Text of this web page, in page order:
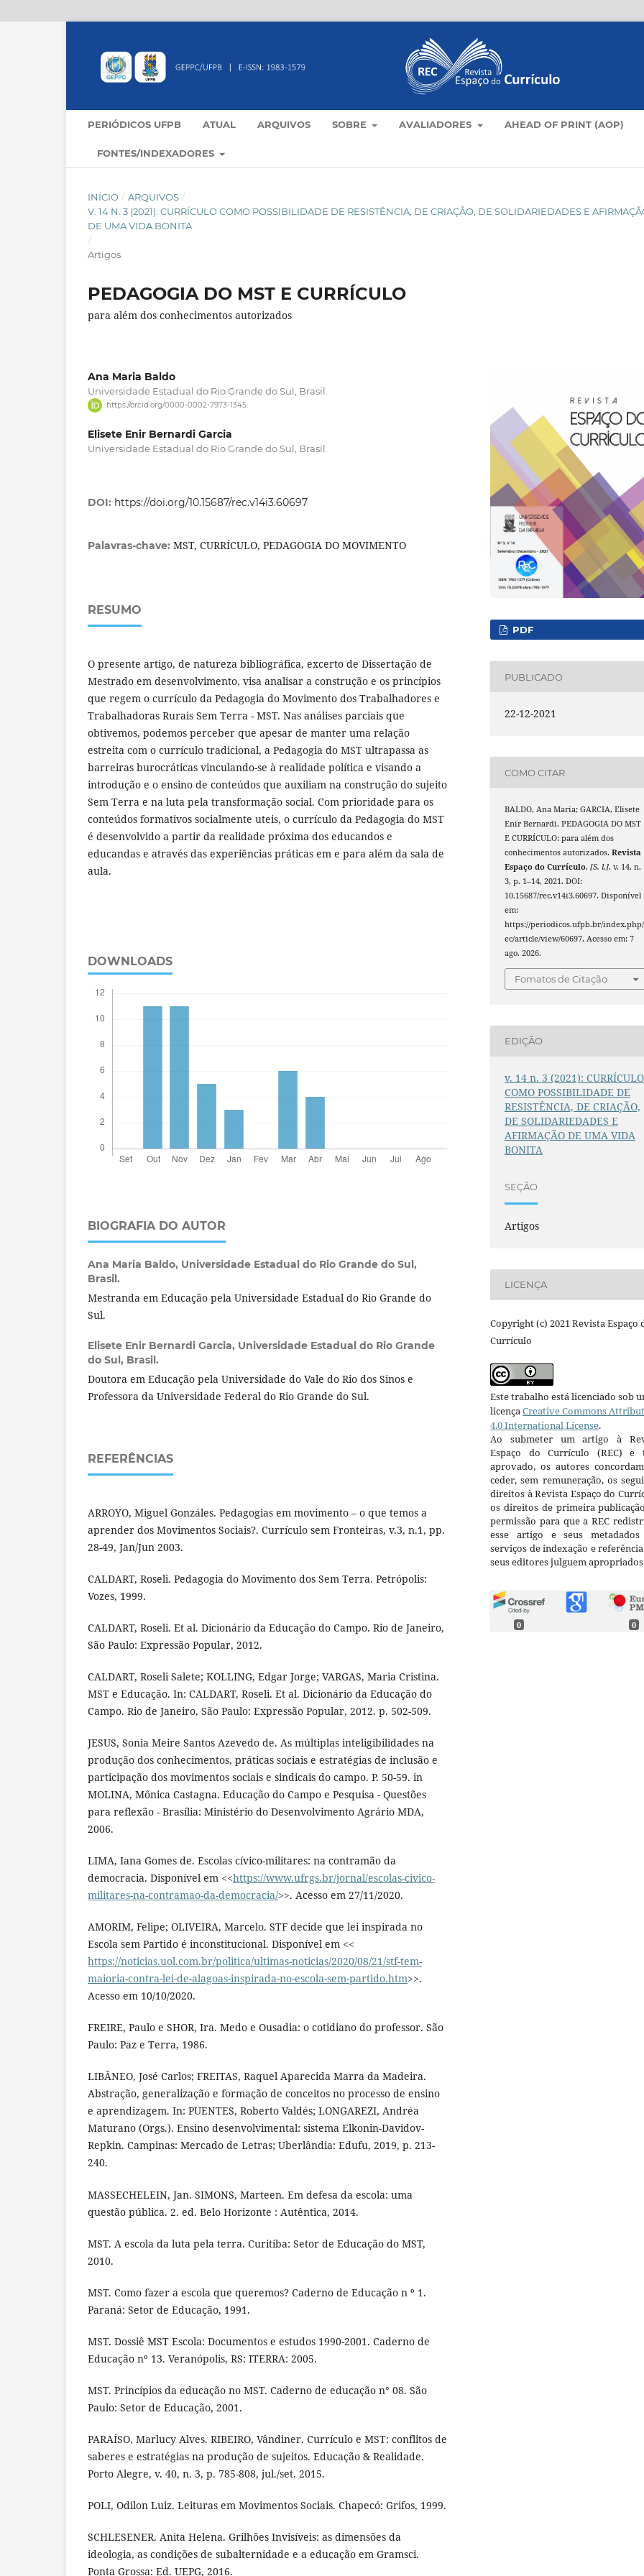
PERIÓDICOS UFPB ATUAL ARQUIVOS SOBRE AVALIADORES AHEAD OF PRINT (AOP)
FONTES/INDEXADORES
INÍCIO / ARQUIVOS /
V. 14 N. 3 (2021): CURRÍCULO COMO POSSIBILIDADE DE RESISTÊNCIA, DE CRIAÇÃO, DE SOLIDARIEDADES E
DE UMA VIDA BONITA
/
Artigos
PEDAGOGIA DO MST E CURRÍCULO
para além dos conhecimentos autorizados
Ana Maria Baldo
Universidade Estadual do Rio Grande do Sul, Brasil.
https://orcid.org/0000-0002-7973-1345
Elisete Enir Bernardi Garcia
Universidade Estadual do Rio Grande do Sul, Brasil.
DOI: https://doi.org/10.15687/rec.v14i3.60697
Palavras-chave: MST, CURRÍCULO, PEDAGOGIA DO MOVIMENTO
RESUMO
O presente artigo, de natureza bibliográfica, excerto de Dissertação de
Mestrado em desenvolvimento, visa analisar a construção e os princípios
que regem o currículo da Pedagogia do Movimento dos Trabalhadores e
Trabalhadoras Rurais Sem Terra - MST. Nas análises parciais que
obtivemos, podemos perceber que apesar de manter uma relação
estreita com o currículo tradicional, a Pedagogia do MST ultrapassa as
barreiras burocráticas vinculando-se à realidade política e visando a
introdução e o ensino de conteúdos que auxiliam na construção do sujeito
Sem Terra e na luta pela transformação social. Com prioridade para os
conteúdos formativos socialmente uteis, o currículo da Pedagogia do MST
é desenvolvido a partir da realidade próxima dos educandos e
educandas e através das experiências práticas em e para além da sala de
aula.
DOWNLOADS
BIOGRAFIA DO AUTOR
Ana Maria Baldo, Universidade Estadual do Rio Grande do Sul,
Brasil.
Mestranda em Educação pela Universidade Estadual do Rio Grande do
Sul.
Elisete Enir Bernardi Garcia, Universidade Estadual do Rio Grande
do Sul, Brasil.
Doutora em Educação pela Universidade do Vale do Rio dos Sinos e
Professora da Universidade Federal do Rio Grande do Sul.
REFERÊNCIAS
ARROYO, Miguel Gonzáles. Pedagogias em movimento – o que temos a
aprender dos Movimentos Sociais?. Currículo sem Fronteiras, v.3, n.1, pp.
28-49, Jan/Jun 2003.
CALDART, Roseli. Pedagogia do Movimento dos Sem Terra. Petrópolis:
Vozes, 1999.
CALDART, Roseli. Et al. Dicionário da Educação do Campo. Rio de Janeiro,
São Paulo: Expressão Popular, 2012.
CALDART, Roseli Salete; KOLLING, Edgar Jorge; VARGAS, Maria Cristina.
MST e Educação. In: CALDART, Roseli. Et al. Dicionário da Educação do
Campo. Rio de Janeiro, São Paulo: Expressão Popular, 2012. p. 502-509.
JESUS, Sonia Meire Santos Azevedo de. As múltiplas inteligibilidades na
produção dos conhecimentos, práticas sociais e estratégias de inclusão e
participação dos movimentos sociais e sindicais do campo. P. 50-59. in
MOLINA, Mônica Castagna. Educação do Campo e Pesquisa - Questões
para reflexão - Brasília: Ministério do Desenvolvimento Agrário MDA,
2006.
LIMA, Iana Gomes de. Escolas cívico-militares: na contramão da
democracia. Disponível em <<https://www.ufrgs.br/jornal/escolas-civico-
militares-na-contramao-da-democracia/>>. Acesso em 27/11/2020.
AMORIM, Felipe; OLIVEIRA, Marcelo. STF decide que lei inspirada no
Escola sem Partido é inconstitucional. Disponível em <<
https://noticias.uol.com.br/politica/ultimas-noticias/2020/08/21/stf-tem-
maioria-contra-lei-de-alagoas-inspirada-no-escola-sem-partido.htm>>.
Acesso em 10/10/2020.
FREIRE, Paulo e SHOR, Ira. Medo e Ousadia: o cotidiano do professor. São
Paulo: Paz e Terra, 1986.
LIBÂNEO, José Carlos; FREITAS, Raquel Aparecida Marra da Madeira.
Abstração, generalização e formação de conceitos no processo de ensino
e aprendizagem. In: PUENTES, Roberto Valdés; LONGAREZI, Andréa
Maturano (Orgs.). Ensino desenvolvimental: sistema Elkonin-Davidov-
Repkin. Campinas: Mercado de Letras; Uberlândia: Edufu, 2019, p. 213-
240.
MASSECHELEIN, Jan. SIMONS, Marteen. Em defesa da escola: uma
questão pública. 2. ed. Belo Horizonte : Autêntica, 2014.
MST. A escola da luta pela terra. Curitiba: Setor de Educação do MST,
2010.
MST. Como fazer a escola que queremos? Caderno de Educação n º 1.
Paraná: Setor de Educação, 1991.
MST. Dossiê MST Escola: Documentos e estudos 1990-2001. Caderno de
Educação nº 13. Veranópolis, RS: ITERRA: 2005.
MST. Princípios da educação no MST. Caderno de educação n° 08. São
Paulo: Setor de Educação, 2001.
PARAÍSO, Marlucy Alves. RIBEIRO, Vândiner. Currículo e MST: conflitos de
saberes e estratégias na produção de sujeitos. Educação & Realidade.
Porto Alegre, v. 40, n. 3, p. 785-808, jul./set. 2015.
POLI, Odilon Luiz. Leituras em Movimentos Sociais. Chapecó: Grifos, 1999.
SCHLESENER. Anita Helena. Grilhões Invisíveis: as dimensões da
ideologia, as condições de subalternidade e a educação em Gramsci.
Ponta Grossa: Ed. UEPG, 2016.
PDF
PUBLICADO
22-12-2021
COMO CITAR
BALDO, Ana Maria; GARCIA, Elisete
Enir Bernardi. PEDAGOGIA DO MST
E CURRÍCULO: para além dos
conhecimentos autorizados.Revista
Espaço do Currículo,[S. l.], v. 14, n.
3, p. 1–14, 2021. DOI:
10.15687/rec.v14i3.60697. Disponível
em:
https://periodicos.ufpb.br/
ec/article/view/60697. Acesso em: 7
ago. 2026.
Fomatos de Citação
EDIÇÃO
v. 14 n. 3 (2021): CURRÍCULO
COMO POSSIBILIDADE DE
RESISTÊNCIA, DE CRIAÇÃO,
DE SOLIDARIEDADES E
AFIRMAÇÃO DE UMA VIDA
BONITA
SEÇÃO
Artigos
LICENÇA
Copyright (c) 2021 Revista Espaço
Currículo
Este trabalho está licenciado sob
licençaCreative Commons
4.0 International License.
Ao submeter um artigo à
Espaço do Currículo (REC) e
aprovado, os autores
ceder, sem remuneração, os
direitos à Revista Espaço do
os direitos de primeira
permissão para que a REC
esse artigo e seus metadados
serviços de indexação e
seus editores julguem
0 0